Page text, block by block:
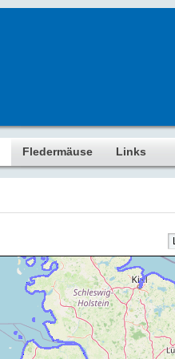
Fledermäuse Links